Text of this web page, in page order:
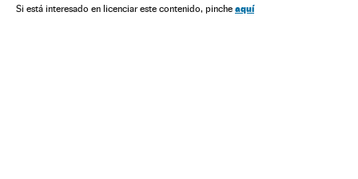
Comércio internacional Estados Unidos México
Si está interesado en licenciar este contenido, pinche aquí